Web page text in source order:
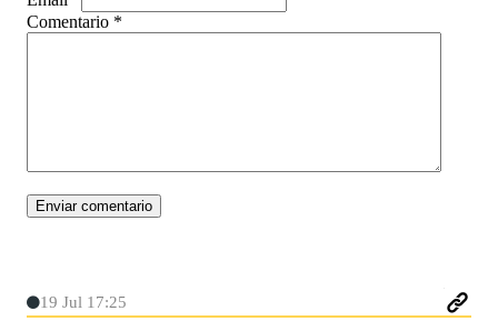
Comentario *
19 Jul 17:25